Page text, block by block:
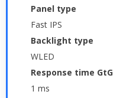
Panel type
Fast IPS
Backlight type
WLED
Response time GtG
1 ms